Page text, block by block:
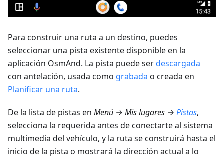
Para construir una ruta a un destino, puedes
seleccionar una pista existente disponible en la
aplicación OsmAnd. La pista puede serdescargada
con antelación, usada como grabada o creada en
Planificar una ruta.
De la lista de pistas en Menú → Mis lugares → Pistas,
selecciona la requerida antes de conectarte al sistema
multimedia del vehículo, y la ruta se construirá hasta el
inicio de la pista o mostrará la dirección actual a lo